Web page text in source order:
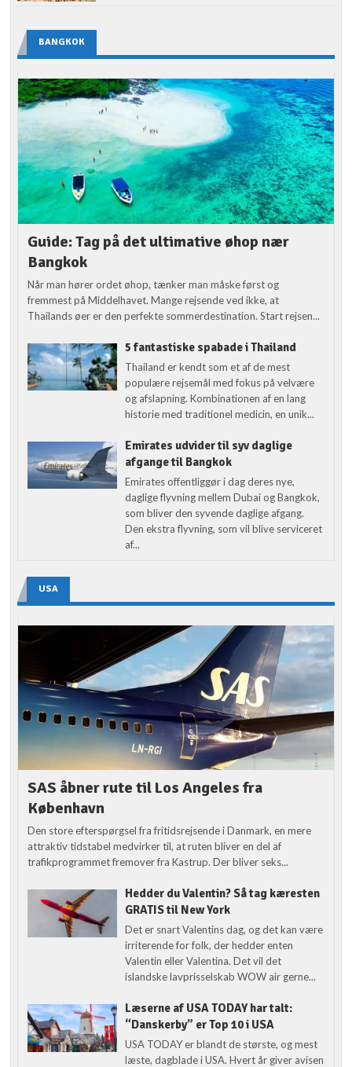
BANGKOK
Guide: Tag på det ultimative øhop nær
Bangkok
Når man hører ordet øhop, tænker man måske først og
fremmest på Middelhavet. Mange rejsende ved ikke, at
Thailands øer er den perfekte sommerdestination. Start rejsen...
5 fantastiske spabade i Thailand
Thailand er kendt som et af de mest
populære rejsemål med fokus på velvære
og afslapning. Kombinationen af en lang
historie med traditionel medicin, en unik...
Emirates udvider til syv daglige
afgange til Bangkok
Emirates offentliggør i dag deres nye,
daglige flyvning mellem Dubai og Bangkok,
som bliver den syvende daglige afgang.
Den ekstra flyvning, som vil blive serviceret
af...
USA
SAS åbner rute til Los Angeles fra
København
Den store efterspørgsel fra fritidsrejsende i Danmark, en mere
attraktiv tidstabel medvirker til, at ruten bliver en del af
trafikprogrammet fremover fra Kastrup. Der bliver seks...
Hedder du Valentin? Så tag kæresten
GRATIS til New York
Det er snart Valentins dag, og det kan være
irriterende for folk, der hedder enten
Valentin eller Valentina. Det vil det
islandske lavprisselskab WOW air gerne...
Læserne af USA TODAY har talt:
“Danskerby” er Top 10 i USA
USA TODAY er blandt de største, og mest
læste, dagblade i USA. Hvert år giver avisen